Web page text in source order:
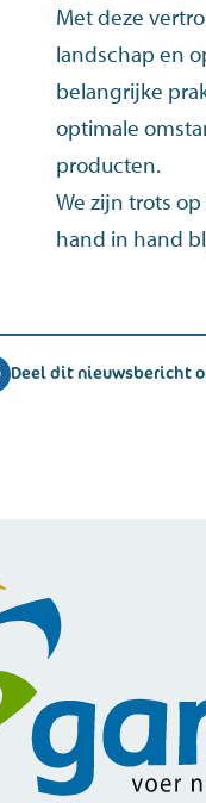
Met deze
landschap en
belangrijke
optimale
producten.
We zijn trots
hand in hand
Deel dit nieuwsbericht